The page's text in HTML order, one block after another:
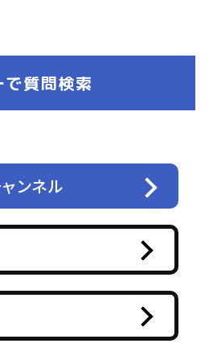
質問検索
ンネル